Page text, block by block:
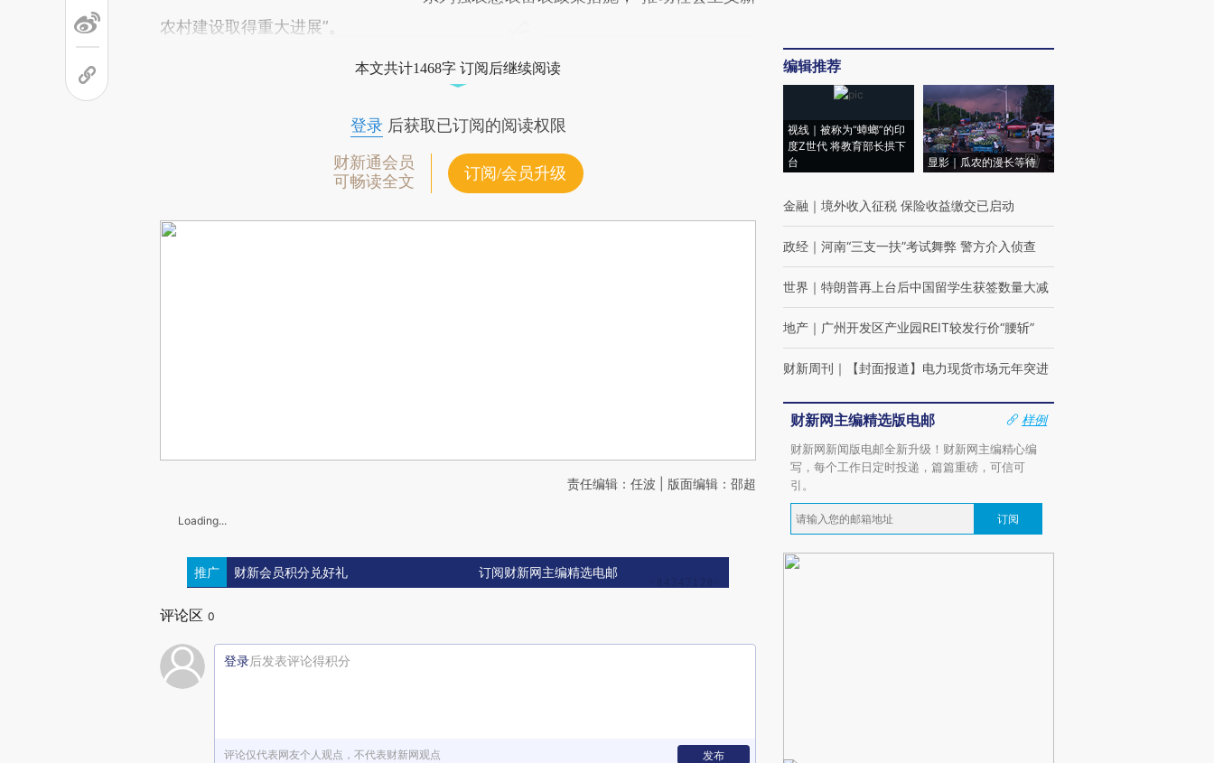
农村建设取得重大进展”。
本文共计1468字 订阅后继续阅读
登录后获取已订阅的阅读权限
财新通会员
可畅读全文
订阅/会员升级
责任编辑：任波 | 版面编辑：邵超
Loading...
推广 财新会员积分兑好礼 订阅财新网主编精选电邮
评论区 0
登录后发表评论得积分
评论仅代表网友个人观点，不代表财新网观点 发布
编辑推荐
视线｜被称为“蟑螂”的印
度Z世代 将教育部长拱下
台
显影｜瓜农的漫长等待
金融 ｜ 境外收入征税 保险收益缴交已启动
政经 ｜ 河南“三支一扶”考试舞弊 警方介入侦查
世界 ｜ 特朗普再上台后中国留学生获签数量大减
地产 ｜ 广州开发区产业园REIT较发行价“腰斩”
财新周刊 ｜ 【封面报道】电力现货市场元年突进
财新网主编精选版电邮
样例
财新网新闻版电邮全新升级！财新网主编精心编
写，每个工作日定时投递，篇篇重磅，可信可
引。
订阅